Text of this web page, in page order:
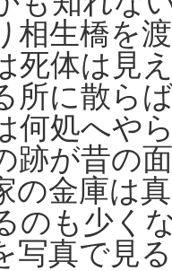
相生橋を
死体は見
所に散ら
何処へや
跡が昔の
の金庫は
のも少く
写真で見